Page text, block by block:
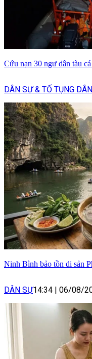
Cứu nạn 30 ngư dân tàu
DÂN SỰ & TỐ TỤNG
Ninh Bình bảo tồn di sản
DÂN SỰ14:34 06/08/